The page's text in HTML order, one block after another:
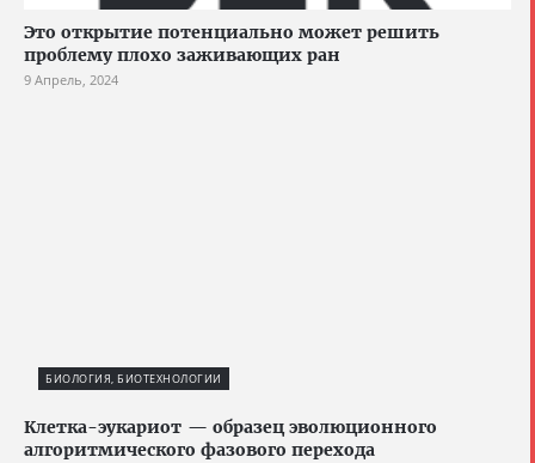
Это открытие потенциально может решить
проблему плохо заживающих ран
9 Апрель, 2024
БИОЛОГИЯ, БИОТЕХНОЛОГИИ
Клетка-эукариот — образец эволюционного
алгоритмического фазового перехода